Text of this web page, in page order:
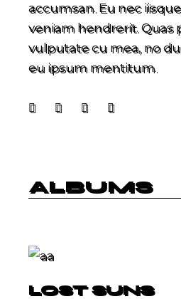
accumsan. Eu nec
veniam hendrerit. Quas
vulputate cu mea, no
eu ipsum mentitum.
ALBUMS
LOST SUNS